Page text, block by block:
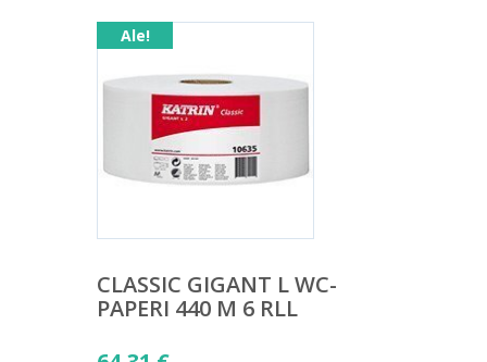
Ale!
CLASSIC GIGANT L WC-
PAPERI 440 M 6 RLL